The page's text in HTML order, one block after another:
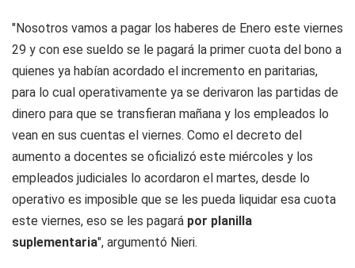
"Nosotros vamos a pagar los haberes de Enero este viernes
29 y con ese sueldo se le pagará la primer cuota del bono a
quienes ya habían acordado el incremento en paritarias,
para lo cual operativamente ya se derivaron las partidas de
dinero para que se transfieran mañana y los empleados lo
vean en sus cuentas el viernes. Como el decreto del
aumento a docentes se oficializó este miércoles y los
empleados judiciales lo acordaron el martes, desde lo
operativo es imposible que se les pueda liquidar esa cuota
este viernes, eso se les pagará por planilla
suplementaria", argumentó Nieri.